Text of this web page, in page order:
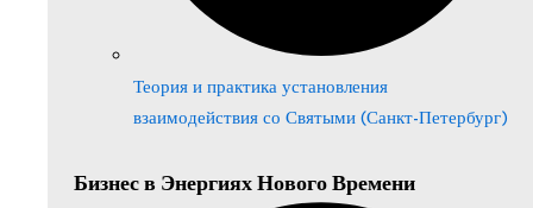
Теория и практика установления
взаимодействия со Святыми (Санкт-Петербург)
Бизнес в Энергиях Нового Времени